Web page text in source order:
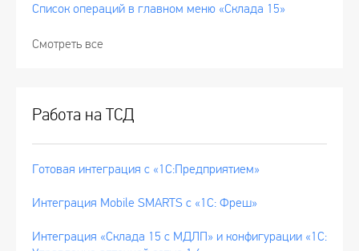
Список операций в главном меню «Склада 15»
Смотреть все
Работа на ТСД
Готовая интеграция с «1С:Предприятием»
Интеграция Mobile SMARTS с «1С: Фреш»
Интеграция «Склада 15 с МДЛП» и конфигурации «1С: